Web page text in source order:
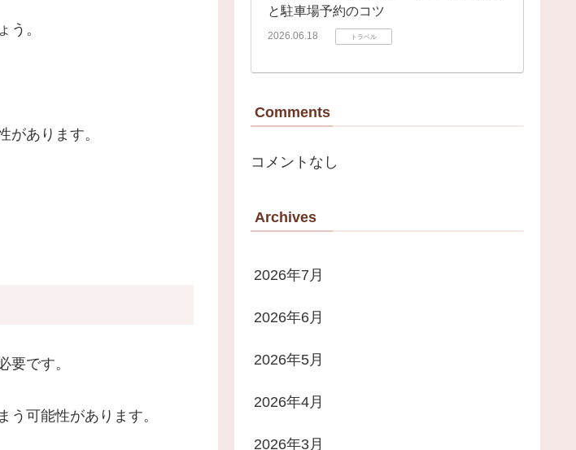
う。
あります。
要です。
可能性があります。
と駐車場予約のコツ
2026.06.18 トラベル
Comments
コメントなし
Archives
2026年7月
2026年6月
2026年5月
2026年4月
2026年3月